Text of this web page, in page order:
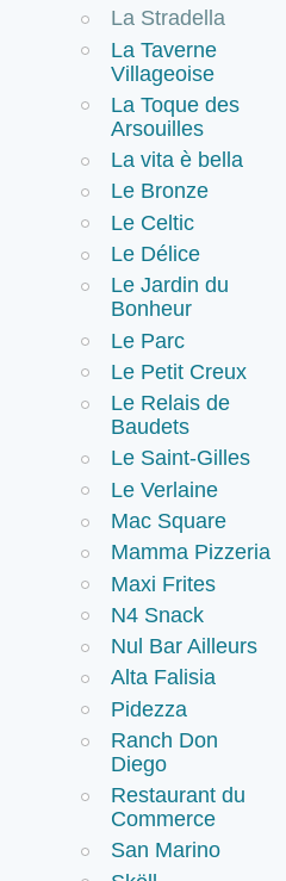
La Stradella
La Taverne
Villageoise
La Toque des
Arsouilles
La vita è bella
Le Bronze
Le Celtic
Le Délice
Le Jardin du
Bonheur
Le Parc
Le Petit Creux
Le Relais de
Baudets
Le Saint-Gilles
Le Verlaine
Mac Square
Mamma Pizzeria
Maxi Frites
N4 Snack
Nul Bar Ailleurs
Alta Falisia
Pidezza
Ranch Don
Diego
Restaurant du
Commerce
San Marino